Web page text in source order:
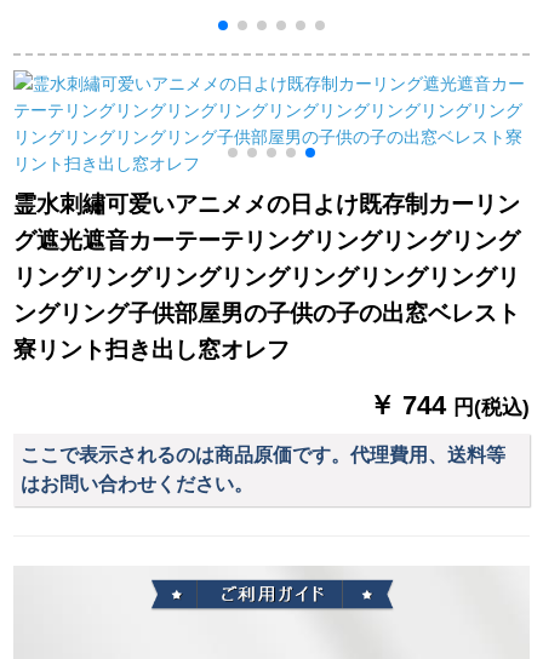
口散流器百葉窓暖房
カバの穴の口に戻り
ます。400＊400
ロ-ドレアルダ-ルロッ
テ-ンを揃えることが
できます。
霊水刺繡可爱いアニメメの日よけ既存制カーリン
グ遮光遮音カーテーテリングリングリングリング
リングリングリングリングリングリングリングリ
ングリング子供部屋男の子供の子の出窓ベレスト
寮リント扫き出し窓オレフ
￥ 744 円(税込)
ここで表示されるのは商品原価です。代理費用、送料等
はお問い合わせください。